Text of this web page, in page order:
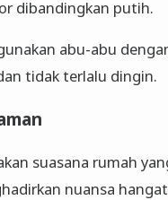
dibandingkan putih.
abu-abu
tidak terlalu dingin.
suasana rumah
nuansa